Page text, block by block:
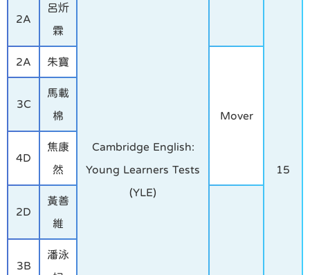
Cambridge English:
Young Learners Tests
(YLE)
15
2A
呂炘
霖
2A 朱寶
Mover
3C
馬載
棉
4D
焦康
然
2D
黃善
維
3B
潘泳